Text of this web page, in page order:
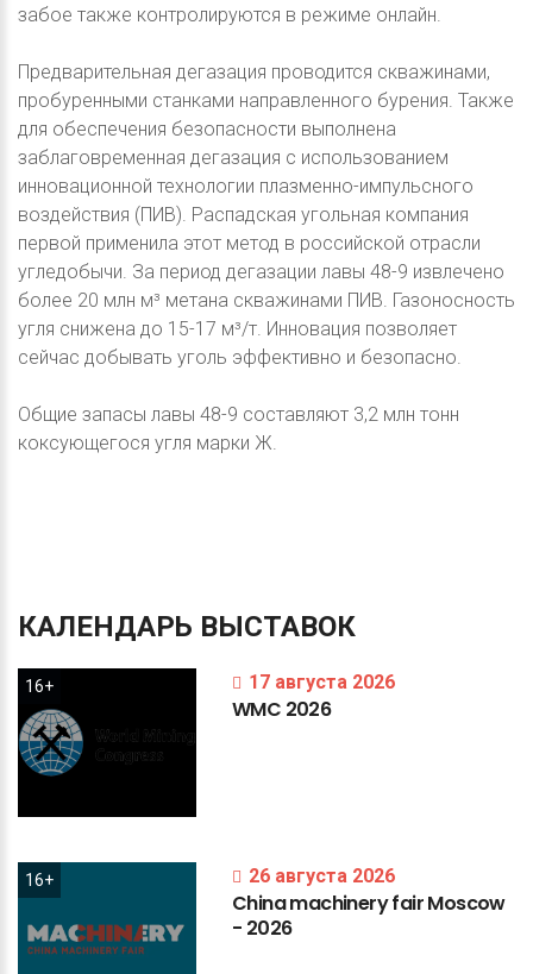
забое также контролируются в режиме онлайн.
Предварительная дегазация проводится скважинами,
пробуренными станками направленного бурения. Также
для обеспечения безопасности выполнена
заблаговременная дегазация с использованием
инновационной технологии плазменно-импульсного
воздействия (ПИВ). Распадская угольная компания
первой применила этот метод в российской отрасли
угледобычи. За период дегазации лавы 48-9 извлечено
более 20 млн м³ метана скважинами ПИВ. Газоносность
угля снижена до 15-17 м³/т. Инновация позволяет
сейчас добывать уголь эффективно и безопасно.
Общие запасы лавы 48-9 составляют 3,2 млн тонн
коксующегося угля марки Ж.
КАЛЕНДАРЬ ВЫСТАВОК
16+ 17 августа 2026
WMC 2026
16+ 26 августа 2026
ChinamachineryfairMoscow
- 2026